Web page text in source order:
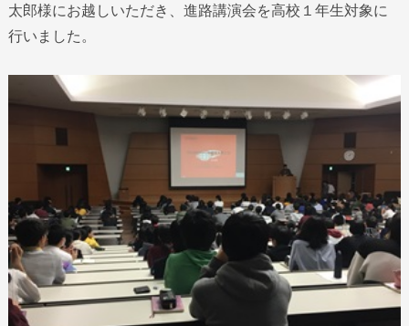
太郎様にお越しいただき、進路講演会を高校１年生対象に
行いました。